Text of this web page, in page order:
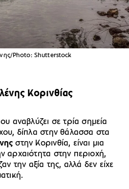
Photo: Shutterstock
Κορινθίας
αναβλύζει σε τρία σημεία
δίπλα στην θάλασσα στα
στην Κορινθία, είναι μια
αρχαιότητα στην περιοχή,
την αξία της, αλλά δεν είχε